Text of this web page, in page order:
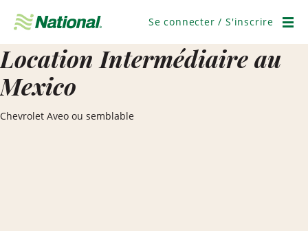
navigation
Se connecter / S'inscrire
Location Intermédiaire au
Mexico
Chevrolet Aveo ou semblable